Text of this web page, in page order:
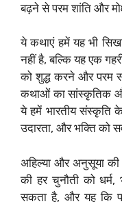
बढ़ने से परम शांति और
ये कथाएं हमें यह भी
नहीं है, बल्कि यह एक
को शुद्ध करने और परम
कथाओं का सांस्कृतिक
ये हमें भारतीय संस्कृति
उदारता, और भक्ति को
अहिल्या और अनुसूया की
की हर चुनौती को
सकता है, और यह कि